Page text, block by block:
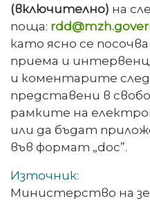
(включително) на
поща:
като ясно се
приема и
и коментарите
представени в
рамките на
или да бъдат
във формат „doc”.
Източник:
Министерство на